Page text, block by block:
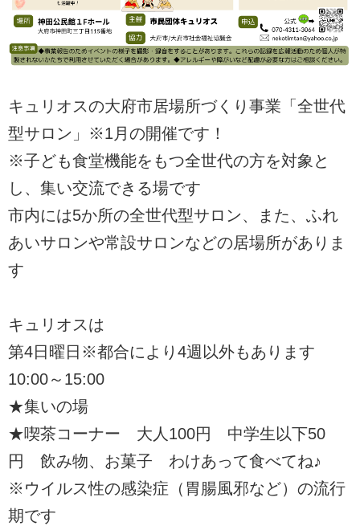
キュリオスの大府市居場所づくり事業「全世代
型サロン」※1月の開催です！
※子ども食堂機能をもつ全世代の方を対象と
し、集い交流できる場です
市内には5か所の全世代型サロン、また、ふれ
あいサロンや常設サロンなどの居場所がありま
す
キュリオスは
第4日曜日※都合により4週以外もあります
10:00～15:00
★集いの場
★喫茶コーナー 大人100円 中学生以下50
円 飲み物、お菓子 わけあって食べてね♪
※ウイルス性の感染症（胃腸風邪など）の流行
期です